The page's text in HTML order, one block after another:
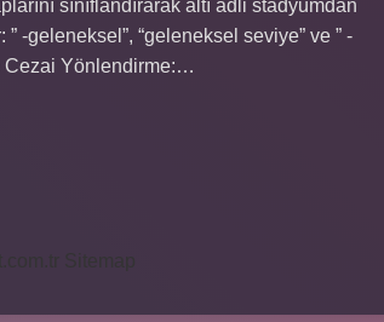
sınıflandırarak altı adli stadyumdan
-geleneksel”, “geleneksel seviye” ve ” -
Cezai Yönlendirme:…